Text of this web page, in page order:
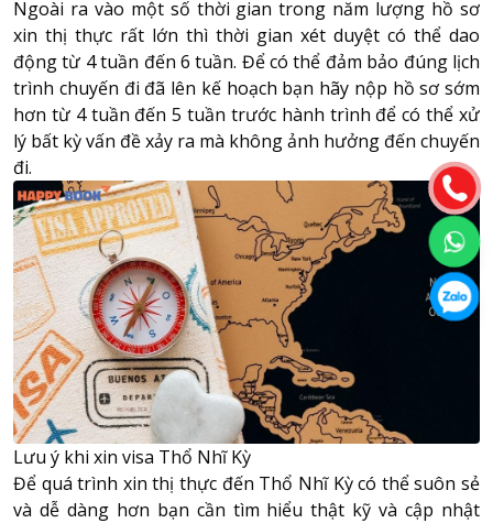
Ngoài ra vào một số thời gian trong năm lượng hồ sơ
xin thị thực rất lớn thì thời gian xét duyệt có thể dao
động từ 4 tuần đến 6 tuần. Để có thể đảm bảo đúng lịch
trình chuyến đi đã lên kế hoạch bạn hãy nộp hồ sơ sớm
hơn từ 4 tuần đến 5 tuần trước hành trình để có thể xử
lý bất kỳ vấn đề xảy ra mà không ảnh hưởng đến chuyến
đi.
Lưu ý khi xin visa Thổ Nhĩ Kỳ
Để quá trình xin thị thực đến Thổ Nhĩ Kỳcó thể suôn sẻ
và dễ dàng hơn bạn cần tìm hiểu thật kỹ và cập nhật